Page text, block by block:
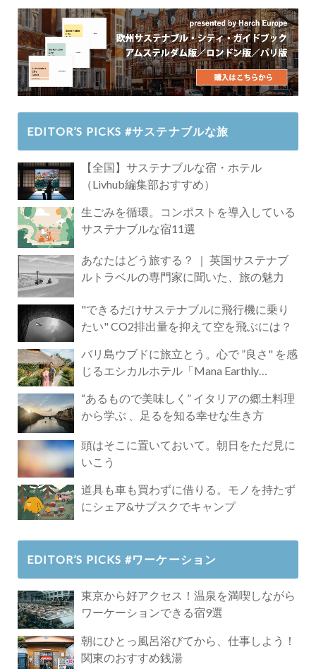
EDITOR’S PICKS #サステナブルな旅
【全国】サステナブルな宿・ホテル
（Livhub編集部おすすめ）
生ごみを循環。コンポストを導入している
サステナブルな宿11選
あなたはどう旅する？ ｜ 英国サステナブ
ルトラベルの専門家に聞いた、旅の魅力
"できるだけサステナブルに飛行機に乗り
たい" CO2排出量を抑えて空を飛ぶには？
バリ島ウブドに旅立とう。心で ”良さ" を感
じるエシカルホテル「Mana Earthly
“あるもので美味しく” イタリアの郷土料理
から学ぶ 、足るを知る幸せな生き方
頭はそこに置いておいて。朝日をただ見に
いこう
道具も車も買わずに借りる。モノを持たず
にシェア&サブスクでキャンプ
EDITOR’S PICKS #ワーケーション
東京から好アクセス！温泉を満喫しながら
ワーケーションできる宿9選
朝にひとっ風呂浴びてから、仕事しよう！
関東のおすすめ銭湯